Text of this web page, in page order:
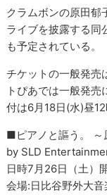
クラムボンの原田
ライブを披露する同
も予定されている。
チケットの一般発売
トぴあでは一般発
付は6月18日(水)昼
■ピアノと謳う。
by SLD
日時7月26日（土）
会場:日比谷野外大音